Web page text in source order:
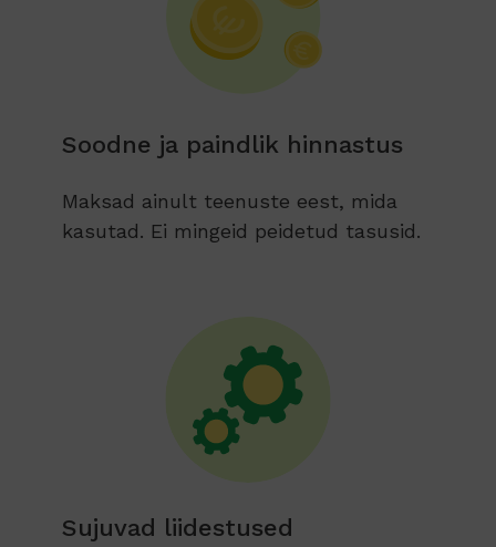
Soodne ja paindlik hinnastus
Maksad ainult teenuste eest, mida
kasutad. Ei mingeid peidetud tasusid.
Sujuvad liidestused